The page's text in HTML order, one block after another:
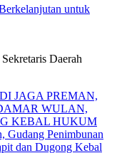
untuk
Daerah
Gudang Penimbunan
dan Dugong Kebal